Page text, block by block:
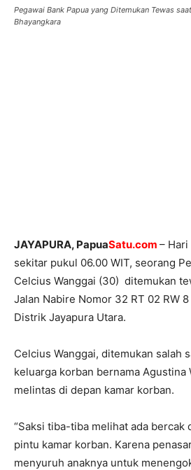
Pegawai Bank Papua yang Ditemukan Tewas
Bhayangkara
JAYAPURA, PapuaSatu.com –
sekitar pukul 06.00 WIT, seorang
Celcius Wanggai (30) ditemukan
Jalan Nabire Nomor 32 RT 02 RW
Distrik Jayapura Utara.
Celcius Wanggai, ditemukan salah
keluarga korban bernama Agustina
melintas di depan kamar korban.
“Saksi tiba-tiba melihat ada bercak
pintu kamar korban. Karena
menyuruh anaknya untuk